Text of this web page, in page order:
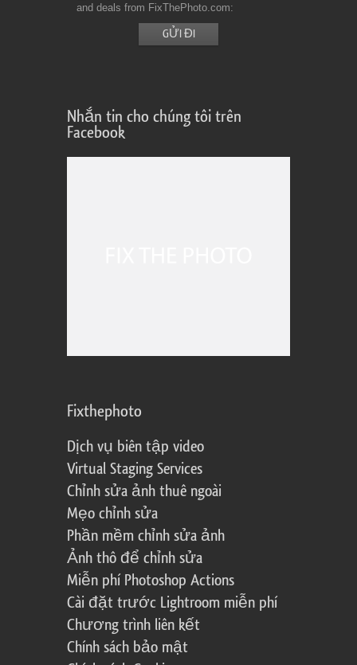
and deals from FixThePhoto.com
Nhắn tin cho chúng tôi trên
Facebook
Fixthephoto
Dịch vụ biên tập video
Virtual Staging Services
Chỉnh sửa ảnh thuê ngoài
Mẹo chỉnh sửa
Phần mềm chỉnh sửa ảnh
Ảnh thô để chỉnh sửa
Miễn phí Photoshop Actions
Cài đặt trước Lightroom miễn phí
Chương trình liên kết
Chính sách bảo mật